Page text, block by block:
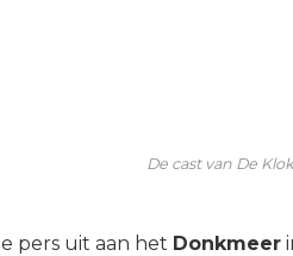
De cast van De
pers uit aan het Donkmeer